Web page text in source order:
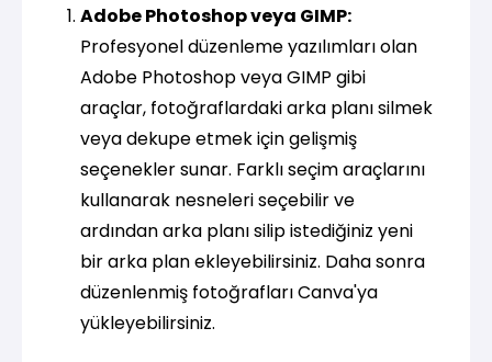
Adobe Photoshop veya GIMP:
Profesyonel düzenleme yazılımları olan
Adobe Photoshop veya GIMP gibi
araçlar, fotoğraflardaki arka planı silmek
veya dekupe etmek için gelişmiş
seçenekler sunar. Farklı seçim araçlarını
kullanarak nesneleri seçebilir ve
ardından arka planı silip istediğiniz yeni
bir arka plan ekleyebilirsiniz. Daha sonra
düzenlenmiş fotoğrafları Canva'ya
yükleyebilirsiniz.